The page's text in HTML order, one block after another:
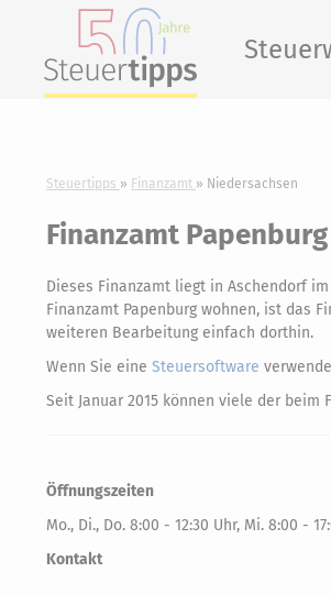
Steuertipps Finanzamt Niedersachsen
Finanzamt Papenburg
Dieses Finanzamt liegt in Aschendorf
Finanzamt Papenburg wohnen, ist das
weiteren Bearbeitung einfach dorthin.
Wenn Sie eine Steuersoftware
Seit Januar 2015 können viele der
Öffnungszeiten
Mo., Di., Do. 8:00 - 12:30 Uhr, Mi. 8:00 -
Kontakt